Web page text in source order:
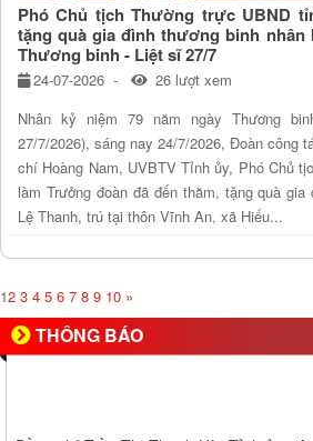
Phó Chủ tịch Thường trực UBND
tặng quà gia đình thương binh nhân
Thương binh - Liệt sĩ 27/7
24-07-2026
26 lượt xem
Nhân kỷ niệm 79 năm ngày Thương
27/7/2026), sáng nay 24/7/2026, Đoàn công
chí Hoàng Nam, UVBTV Tỉnh ủy, Phó Chủ
làm Trưởng đoàn đã đến thăm, tặng quà
Lệ Thanh, trú tại thôn Vĩnh An, xã Hiếu...
12 3 4 5 6 7 8 9 10 »
THÔNG BÁO
thư Đảng ủy xã Hiếu Giang thăm, kiểm tra...